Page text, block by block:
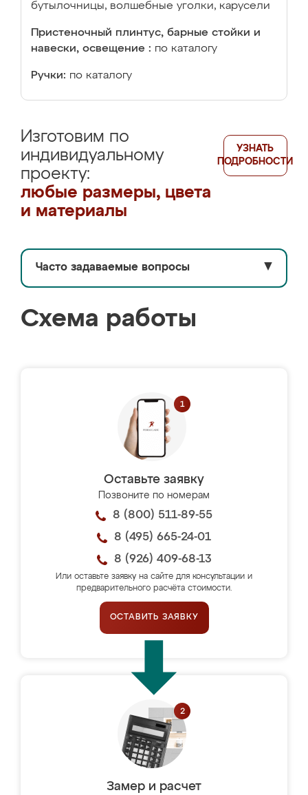
бутылочницы, волшебные уголки, карусели
Пристеночный плинтус, барные стойки и
навески, освещение : по каталогу
Ручки: по каталогу
Изготовим по
индивидуальному
проекту:
любые размеры, цвета
и материалы
УЗНАТЬ
ПОДРОБНОСТИ
Часто задаваемые вопросы ▼
Схема работы
Оставьте заявку
Позвоните по номерам
8 (800) 511-89-55
8 (495) 665-24-01
8 (926) 409-68-13
Или оставьте заявку на сайте для консультации и
предварительного расчёта стоимости.
ОСТАВИТЬ ЗАЯВКУ
Замер и расчет